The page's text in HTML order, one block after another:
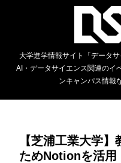
大学進学情報サイト「データ
AI・データサイエンス関連のイ
ンキャンパス情報
【芝浦工業大学
ためNotionを活